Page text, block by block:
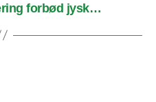
forbød jysk…